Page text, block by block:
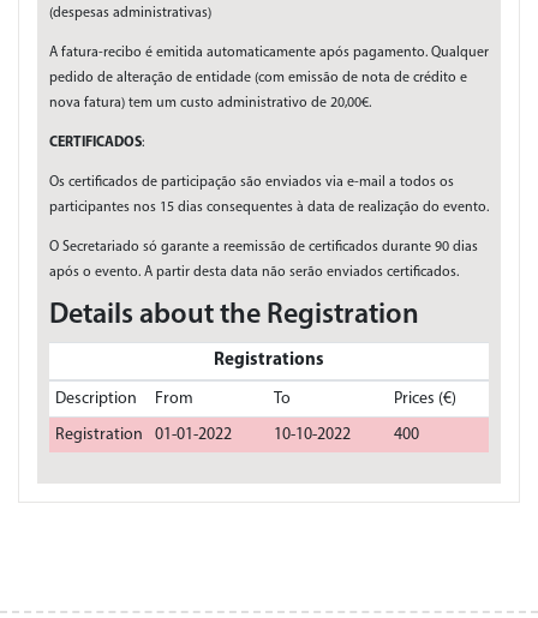
(despesas administrativas)
A fatura-recibo é emitida automaticamente após pagamento. Qualquer
pedido de alteração de entidade (com emissão de nota de crédito e
nova fatura) tem um custo administrativo de 20,00€.
CERTIFICADOS:
Os certificados de participação são enviados via e-mail a todos os
participantes nos 15 dias consequentes à data de realização do evento.
O Secretariado só garante a reemissão de certificados durante 90 dias
após o evento. A partir desta data não serão enviados certificados.
Details about the Registration
Registrations
Description From To
Prices (€)
Registration
01-01-2022 10-10-2022 400